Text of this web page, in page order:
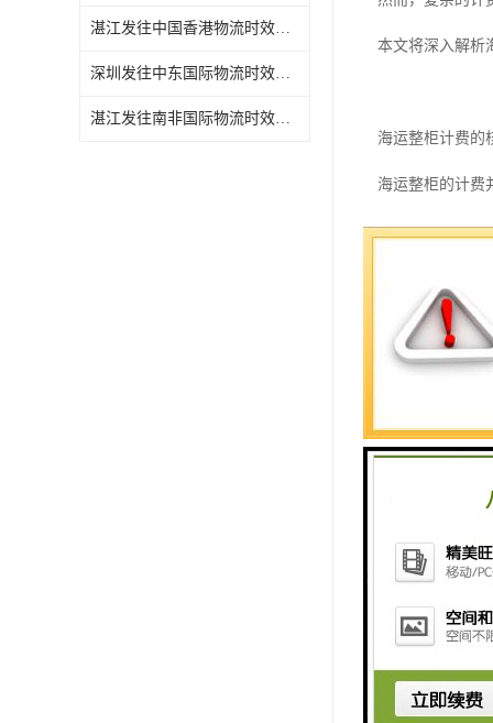
湛江发往中国香港物流时效需要几天
深圳发往中东国际物流时效需要几天
湛江发往南非国际物流时效需要几天
本文将深入解析
海运整柜计费的
海运整柜的计费
通常，费用主要
不同船公司、
整柜运输通常使
起运港与目的
附加服务费用